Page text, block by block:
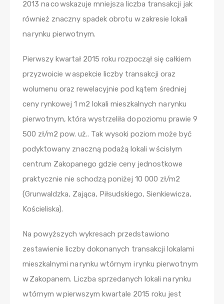
2013 na co wskazuje mniejsza liczba transakcji jak
również znaczny spadek obrotu w zakresie lokali
na rynku pierwotnym.
Pierwszy kwartał 2015 roku rozpoczął się całkiem
przyzwoicie w aspekcie liczby transakcji oraz
wolumenu oraz rewelacyjnie pod kątem średniej
ceny rynkowej 1 m2 lokali mieszkalnych na rynku
pierwotnym, która wystrzeliła do poziomu prawie 9
500 zł/m2 pow. uż.. Tak wysoki poziom może być
podyktowany znaczną podażą lokali w ścisłym
centrum Zakopanego gdzie ceny jednostkowe
praktycznie nie schodzą poniżej 10 000 zł/m2
(Grunwaldzka, Zająca, Piłsudskiego, Sienkiewicza,
Kościeliska).
Na powyższych wykresach przedstawiono
zestawienie liczby dokonanych transakcji lokalami
mieszkalnymi na rynku wtórnym i rynku pierwotnym
w Zakopanem. Liczba sprzedanych lokali na rynku
wtórnym w pierwszym kwartale 2015 roku jest